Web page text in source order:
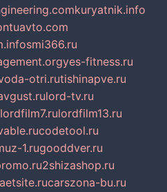
kuryatnik.info
smi366.ru
yes-fitness.ru
otri.rutishinapve.ru
lord-tv.ru
lordfilm7.rulordfilm13.ru
codetool.ru
1.rugooddver.ru
2shizashop.ru
carszona-bu.ru